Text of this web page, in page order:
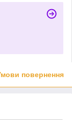
повернення